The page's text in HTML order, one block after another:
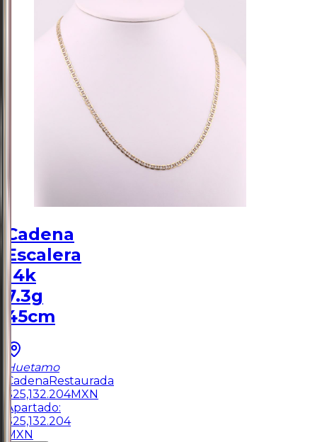
Cadena
Escalera
14k
7.3g
45cm
Huetamo
CadenaRestaurada
$25,132.204MXN
Apartado:
$25,132.204
MXN